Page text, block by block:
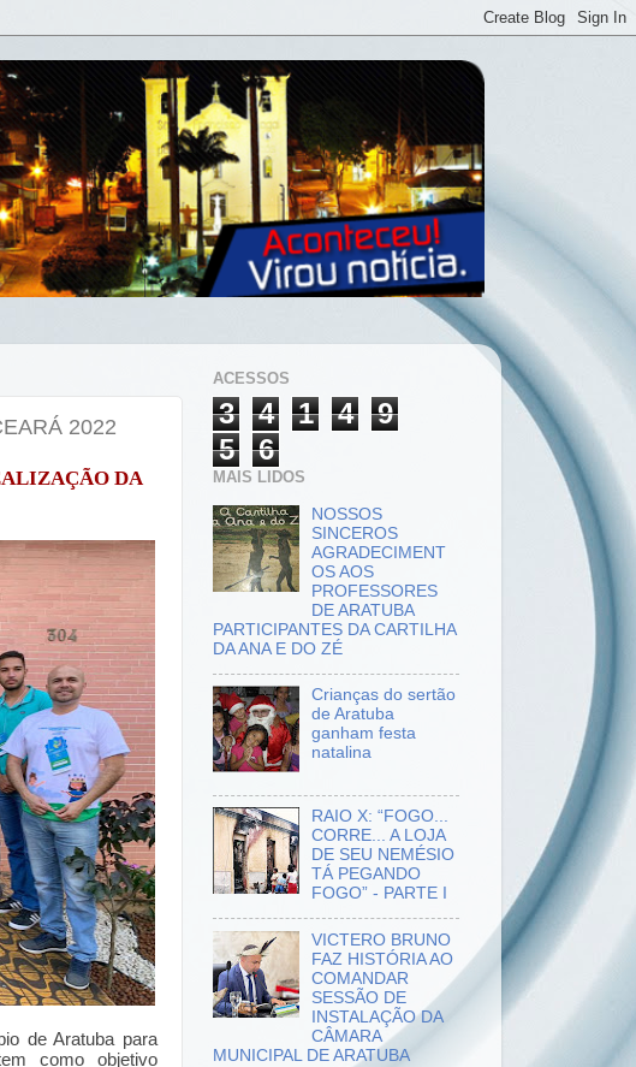
2022
DA
de Aratuba para
como objetivo
ACESSOS
3 4 1 4
9
5
6
MAIS LIDOS
NOSSOS
SINCEROS
AGRADECIMENT
OS AOS
PROFESSORES
DE ARATUBA
PARTICIPANTES DA CARTILHA
DA ANA E DO ZÉ
Crianças do sertão
de Aratuba
ganham festa
natalina
RAIO X: “FOGO...
CORRE... A LOJA
DE SEU NEMÉSIO
TÁ PEGANDO
FOGO” - PARTE I
VICTERO BRUNO
FAZ HISTÓRIA AO
COMANDAR
SESSÃO DE
INSTALAÇÃO DA
CÂMARA
MUNICIPAL DE ARATUBA